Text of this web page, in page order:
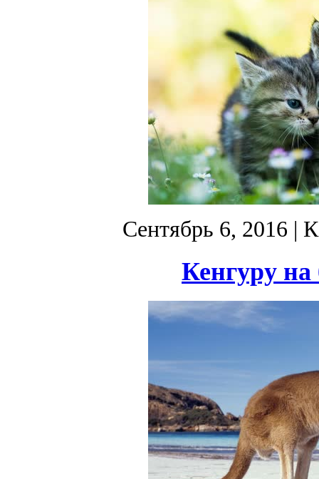
Сентябрь 6, 2016 |
Кенгуру на